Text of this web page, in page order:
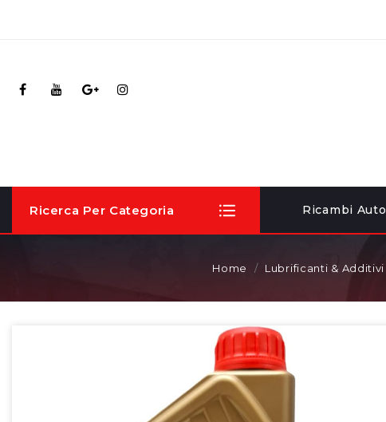
Ricambi Auto
Ricerca Per Categoria
Home Lubrificanti & Additivi